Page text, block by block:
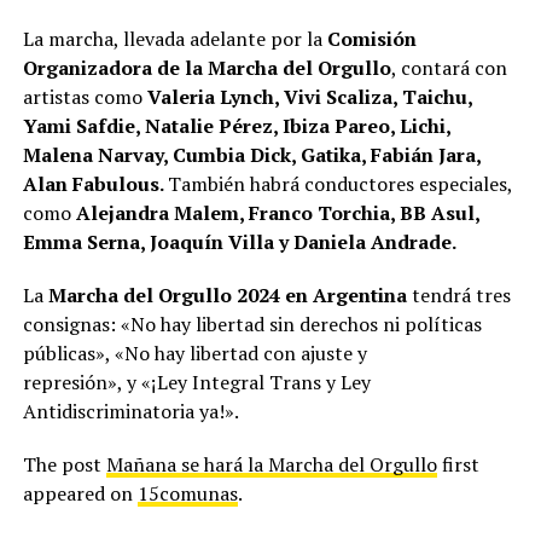
La marcha, llevada adelante por laComisión
Organizadora de la Marcha del Orgullo, contará con
artistas comoValeria Lynch, Vivi Scaliza, Taichu,
Yami Safdie, Natalie Pérez, Ibiza Pareo, Lichi,
Malena Narvay, Cumbia Dick, Gatika, Fabián Jara,
Alan Fabulous.También habrá conductores especiales,
comoAlejandra Malem, Franco Torchia, BB Asul,
Emma Serna, Joaquín Villa y Daniela Andrade.
LaMarcha del Orgullo 2024 en Argentinatendrá tres
consignas: «No hay libertad sin derechos ni políticas
públicas», «No hay libertad con ajuste y
represión», y «¡Ley Integral Trans y Ley
Antidiscriminatoria ya!».
The post Mañana se hará la Marcha del Orgullofirst
appeared on 15comunas.